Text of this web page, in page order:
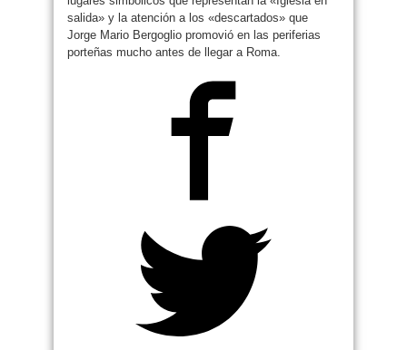
salida» y la atención a los «descartados» que
Jorge Mario Bergoglio promovió en las periferias
porteñas mucho antes de llegar a Roma.